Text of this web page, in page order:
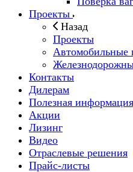
Проекты
Назад
Проекты
Автомобильные
Контакты
Дилерам
Полезная информация
Акции
Лизинг
Видео
Отраслевые решения
Прайс-листы